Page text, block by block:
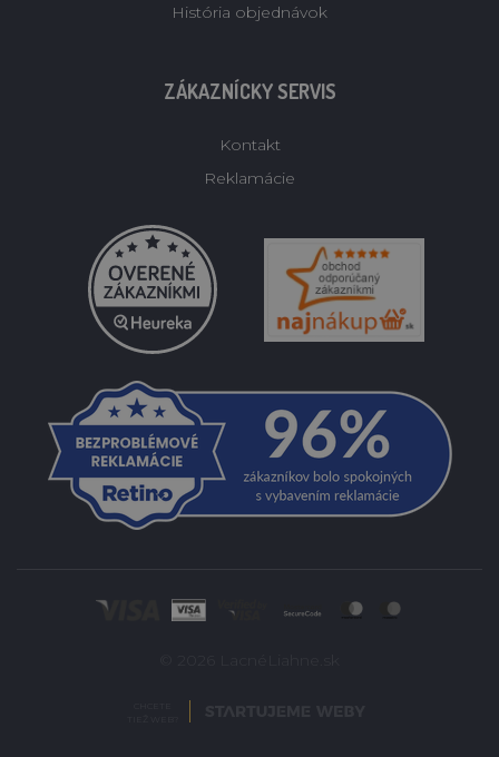
História objednávok
ZÁKAZNÍCKY SERVIS
Kontakt
Reklamácie